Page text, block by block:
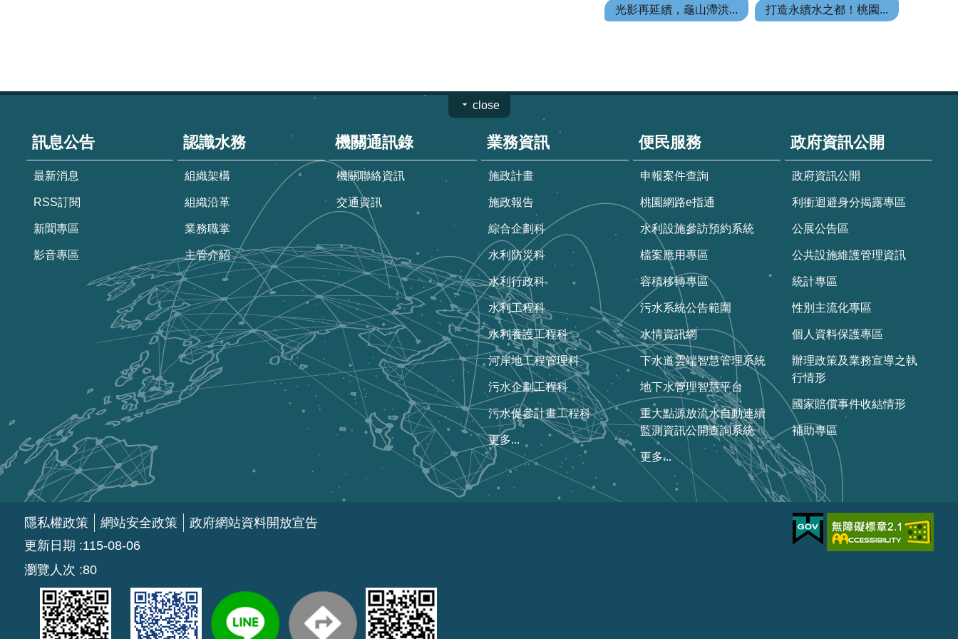
光影再延續，龜山滯洪... 打造永續水之都！桃園...
close
訊息公告
最新消息
RSS訂閱
新聞專區
影音專區
認識水務
組織架構
組織沿革
業務職掌
主管介紹
機關通訊錄
機關聯絡資訊
交通資訊
業務資訊
施政計畫
施政報告
綜合企劃科
水利防災科
水利行政科
水利工程科
水利養護工程科
河岸地工程管理科
污水企劃工程科
污水促參計畫工程科
更多...
便民服務
申報案件查詢
桃園網路e指通
水利設施參訪預約系統
檔案應用專區
容積移轉專區
污水系統公告範圍
水情資訊網
下水道雲端智慧管理系統
地下水管理智慧平台
重大點源放流水自動連續
監測資訊公開查詢系統
更多...
政府資訊公開
政府資訊公開
利衝迴避身分揭露專區
公展公告區
公共設施維護管理資訊
統計專區
性別主流化專區
個人資料保護專區
辦理政策及業務宣導之執
行情形
國家賠償事件收結情形
補助專區
隱私權政策 網站安全政策
政府網站資料開放宣告
更新日期 115-08-06
瀏覽人次 80